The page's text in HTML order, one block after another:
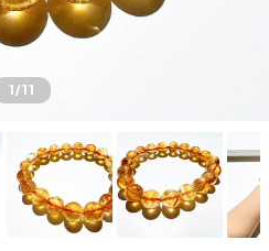
1/11